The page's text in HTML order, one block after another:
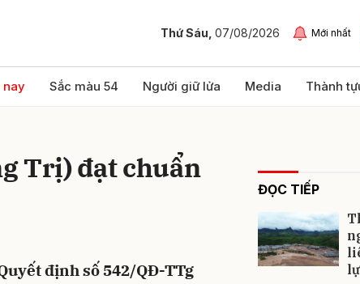
Thứ Sáu, 07/08/2026 Mới nhất
nay Sắc màu 54 Người giữ lửa Media Thành
Trị) đạt chuẩn
định số 542/QĐ-TTg
ĐỌC TIẾP
Gửi